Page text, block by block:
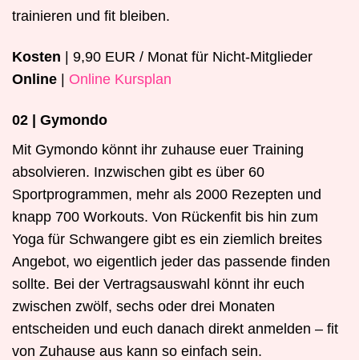
trainieren und fit bleiben.
Kosten | 9,90 EUR / Monat für Nicht-Mitglieder
Online
Online Kursplan
02 | Gymondo
Mit Gymondo könnt ihr zuhause euer Training
absolvieren. Inzwischen gibt es über 60
Sportprogrammen, mehr als 2000 Rezepten und
knapp 700 Workouts. Von Rückenfit bis hin zum
Yoga für Schwangere gibt es ein ziemlich breites
Angebot, wo eigentlich jeder das passende finden
sollte. Bei der Vertragsauswahl könnt ihr euch
zwischen zwölf, sechs oder drei Monaten
entscheiden und euch danach direkt anmelden – fit
von Zuhause aus kann so einfach sein.